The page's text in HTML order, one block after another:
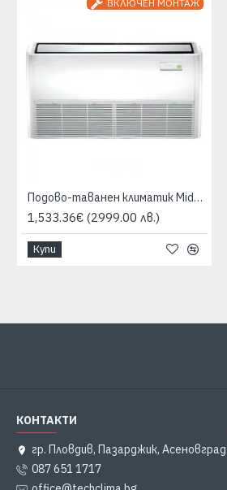
ВКЛЮЧЕН МОНТАЖ
Подово-таванен климатик Midea MUE-24HRFNX-QRD0W/MOX430U-24HFN8-QRD0W, 24000 BTU, Клас A++
1,533.36€ (2999.00 лв.)
Купи
КОНТАКТИ
гр. Пловдив, Пазарджик, Асеновград
087 651 1717